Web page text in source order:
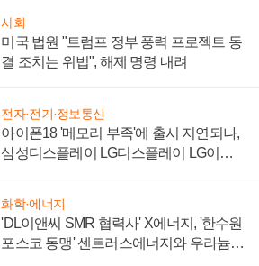
사회
미국 법원 "트럼프 정부 풍력 프로젝트 동
결 조치는 위법", 해제 명령 내려
전자·전기·정보통신
아이폰18 '메모리 부족'에 출시 지연되나,
삼성디스플레이 LG디스플레이 LG이노
화학·에너지
'DL이앤씨 SMR 협력사' X에너지, '한수원
포스코 동맹' 센트러스에너지와 우라늄